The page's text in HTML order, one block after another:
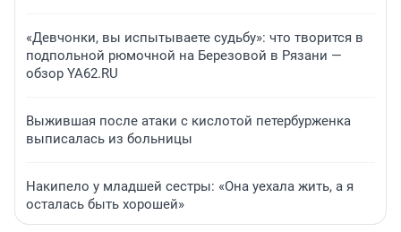
«Девчонки, вы испытываете судьбу»: что творится в
подпольной рюмочной на Березовой в Рязани —
обзор YA62.RU
Выжившая после атаки с кислотой петербурженка
выписалась из больницы
Накипело у младшей сестры: «Она уехала жить, а я
осталась быть хорошей»